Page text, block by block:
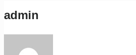
admin